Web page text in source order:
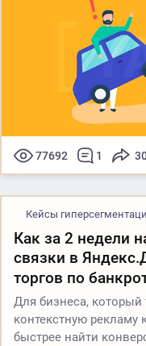
77692 1
Кейсы
Как за 2 недели
связки в
торгов по
Для бизнеса, который
контекстную
быстрее найти